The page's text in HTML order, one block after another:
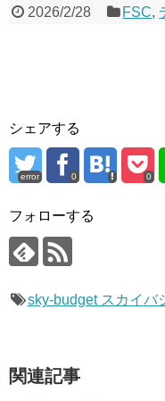
2026/2/28 FSC,
シェアする
error 0 0
フォローする
sky-budget スカイバ
関連記事